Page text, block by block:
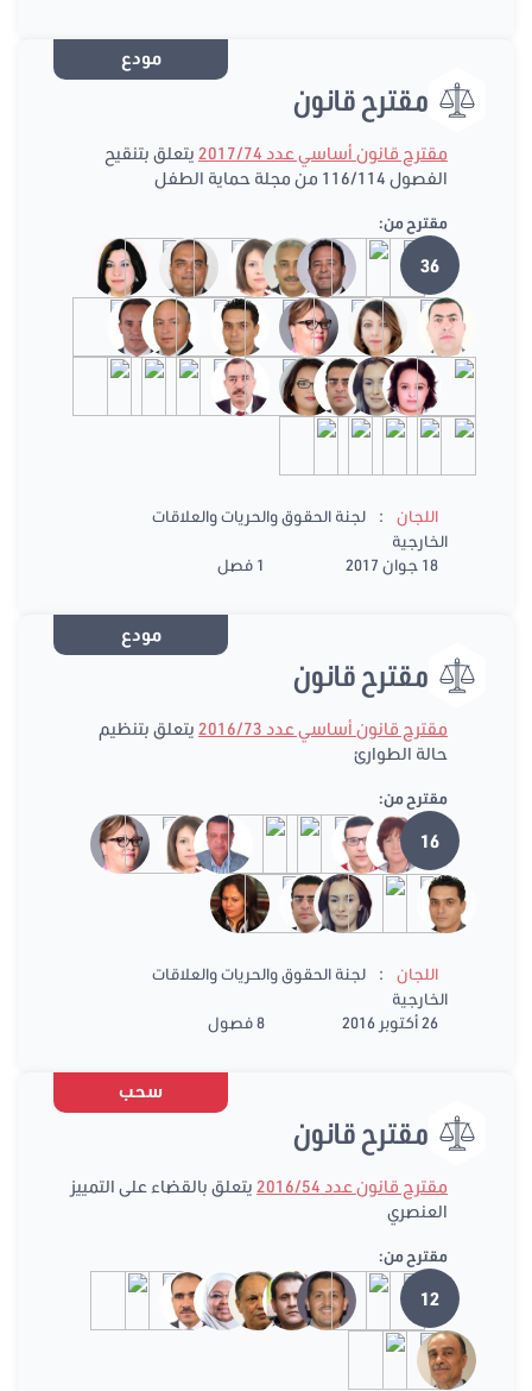
مودع
مقترح قانون
مقترح قانون أساسي عدد 2017/74
يتعلق بتنقيح
الفصول 116/114 من مجلة حماية الطفل
مقترح من:
36
اللجان :
لجنة الحقوق والحريات والعلاقات
الخارجية
18 جوان 2017
1 فصل
مودع
مقترح قانون
مقترح قانون أساسي عدد 2016/73
يتعلق بتنظيم
حالة الطوارئ
مقترح من:
16
اللجان :
لجنة الحقوق والحريات والعلاقات
الخارجية
26 أكتوبر 2016
8 فصول
سحب
مقترح قانون
مقترح قانون عدد 2016/54
يتعلق بالقضاء على التمييز
العنصري
مقترح من:
12